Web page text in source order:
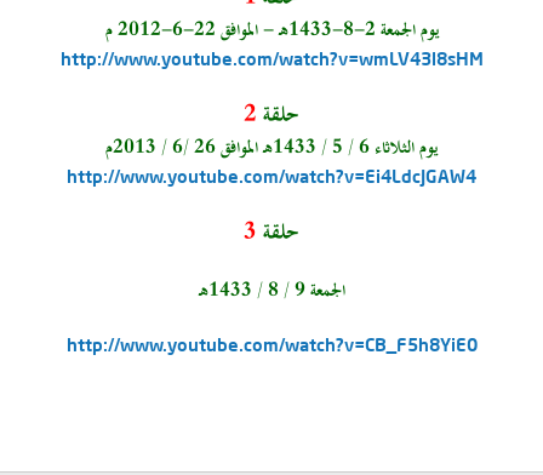
يوم الجمعة2-8-1433هـ - الموافق 22-6-2012 م
http://www.youtube.com/watch?v=wmLV43l8sHM
حلقة2
يوم الثلاثاء 6 / 5 / 1433هـ الموافق 26 /6 / 2013م
http://www.youtube.com/watch?v=Ei4LdcJGAW4
حلقة3
الجمعة 9 / 8 / 1433هـ
http://www.youtube.com/watch?v=CB_F5h8YiE0